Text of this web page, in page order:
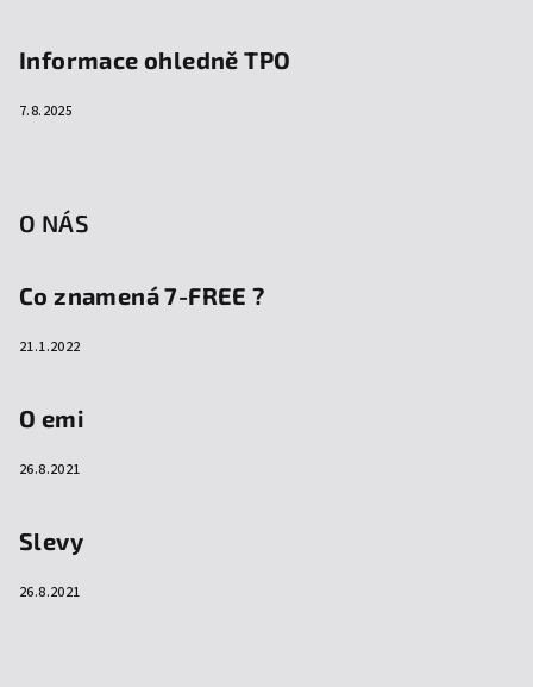
Informace ohledně TPO
7.8.2025
O NÁS
Co znamená 7-FREE ?
21.1.2022
O emi
26.8.2021
Slevy
26.8.2021